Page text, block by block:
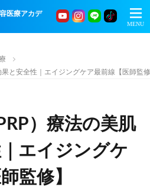
医療アカデ
果と安全性｜エイジングケア最前線【医師監
）療法の美肌
エイジングケ
監修】